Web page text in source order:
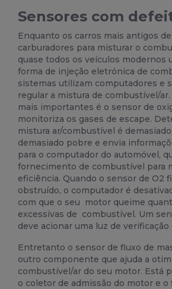
Sensores com
Enquanto os carros mais antigos
carburadores para misturar o
quase todos os veículos modernos
forma de injeção eletrónica de
sistemas utilizam computadores e
regular a mistura de combustível/
mais importantes é o sensor de
monitoriza os gases de escape.
mistura ar/combustível é
demasiado pobre e envia
para o computador do automóvel,
fornecimento de combustível para
eficiência. Quando o sensor de O2
obstruído, o computador é
com que o seu
motor queime
excessivas de combustível. Um
deve acionar uma luz de verificação
Entretanto o sensor de fluxo de
outro componente que ajuda a
combustível/ar do seu motor. Está
o coletor de admissão do motor e o